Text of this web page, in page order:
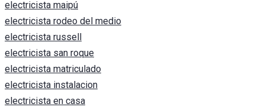
electricista maipú
electricista rodeo del medio
electricista russell
electricista san roque
electricista matriculado
electricista instalacion
electricista en casa